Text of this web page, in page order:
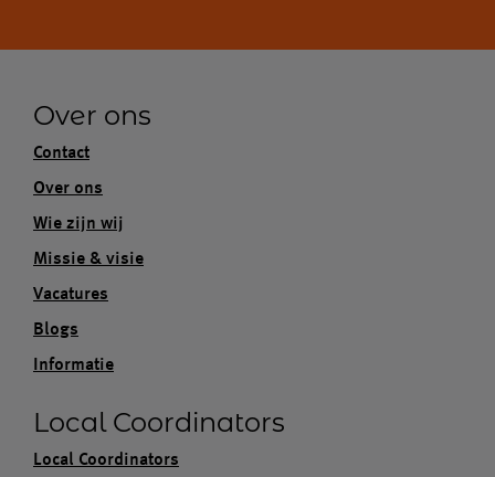
Over ons
Contact
Over ons
Wie zijn wij
Missie & visie
Vacatures
Blogs
Informatie
Local Coordinators
Local Coordinators